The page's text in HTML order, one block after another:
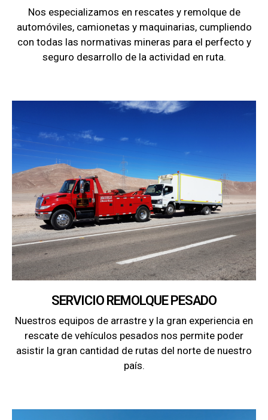
Nos especializamos en rescates y remolque de
automóviles, camionetas y maquinarias, cumpliendo
con todas las normativas mineras para el perfecto y
seguro desarrollo de la actividad en ruta.
SERVICIO REMOLQUE PESADO
Nuestros equipos de arrastre y la gran experiencia en
rescate de vehículos pesados nos permite poder
asistir la gran cantidad de rutas del norte de nuestro
país.